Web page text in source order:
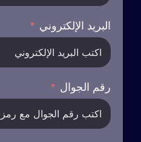
البريد الإلكتروني
رقم الجوال